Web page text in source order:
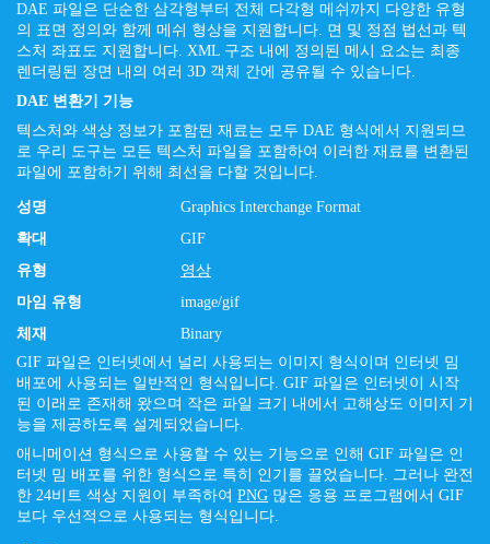
DAE 파일은 단순한 삼각형부터 전체 다각형 메쉬까지 다양한 유형
의 표면 정의와 함께 메쉬 형상을 지원합니다. 면 및 정점 법선과 텍
스처 좌표도 지원합니다. XML 구조 내에 정의된 메시 요소는 최종
렌더링된 장면 내의 여러 3D 객체 간에 공유될 수 있습니다.
DAE 변환기 기능
텍스처와 색상 정보가 포함된 재료는 모두 DAE 형식에서 지원되므
로 우리 도구는 모든 텍스처 파일을 포함하여 이러한 재료를 변환된
파일에 포함하기 위해 최선을 다할 것입니다.
성명
Graphics Interchange Format
확대
GIF
유형
영상
마임 유형
image/gif
체재
Binary
GIF 파일은 인터넷에서 널리 사용되는 이미지 형식이며 인터넷 밈
배포에 사용되는 일반적인 형식입니다. GIF 파일은 인터넷이 시작
된 이래로 존재해 왔으며 작은 파일 크기 내에서 고해상도 이미지 기
능을 제공하도록 설계되었습니다.
애니메이션 형식으로 사용할 수 있는 기능으로 인해 GIF 파일은 인
터넷 밈 배포를 위한 형식으로 특히 인기를 끌었습니다. 그러나 완전
한 24비트 색상 지원이 부족하여 PNG 많은 응용 프로그램에서 GIF
보다 우선적으로 사용되는 형식입니다.